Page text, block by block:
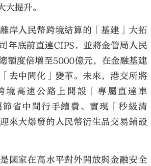
大提升。
岸人民幣跨境結算的「基建」大拓
年底前直連CIPS，並將金管局人民
額度倍增至5000億元，在金融基建
去中間化」變革。未來，港交所將
境高速公路上開設「專屬直達車
省中間行手續費、實現「秒級清
來大爆發的人民幣衍生品交易鋪設
國家在高水平對外開放與金融安全